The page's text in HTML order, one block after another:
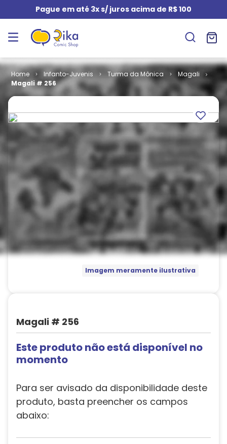
Pague em até 3x s/ juros acima de R$ 100
Infanto-Juvenis Turma da Mônica
Magali
Magali # 256
Imagem meramente ilustrativa
Magali # 256
Este produto não está disponível no
momento
Para ser avisado da disponibilidade deste
produto, basta preencher os campos
abaixo: